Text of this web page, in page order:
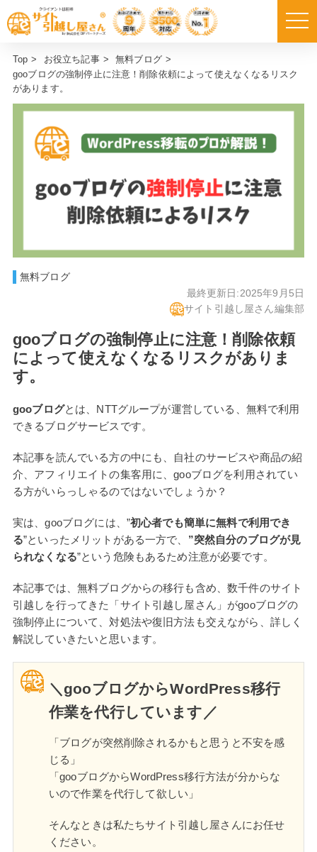
Top > お役立ち記事 > 無料ブログ >
gooブログの強制停止に注意！削除依頼によって使えなくなるリスク
があります。
無料ブログ
最終更新日:2025年9月5日
サイト引越し屋さん編集部
gooブログの強制停止に注意！削除依頼
によって使えなくなるリスクがありま
す。
gooブログとは、NTTグループが運営している、無料で利用
できるブログサービスです。
本記事を読んでいる方の中にも、自社のサービスや商品の紹
介、アフィリエイトの集客用に、gooブログを利用されてい
る方がいらっしゃるのではないでしょうか？
実は、gooブログには、”初心者でも簡単に無料で利用でき
る”といったメリットがある一方で、 ”突然自分のブログが見
られなくなる”という危険もあるため注意が必要です。
本記事では、無料ブログからの移行も含め、数千件のサイト
引越しを行ってきた「サイト引越し屋さん」がgooブログの
強制停止について、対処法や復旧方法も交えながら、詳しく
解説していきたいと思います。
＼gooブログからWordPress移行
作業を代行しています／
「ブログが突然削除されるかもと思うと不安を感
じる」
「gooブログからWordPress移行方法が分からな
いので作業を代行して欲しい」
そんなときは私たちサイト引越し屋さんにお任せ
ください。